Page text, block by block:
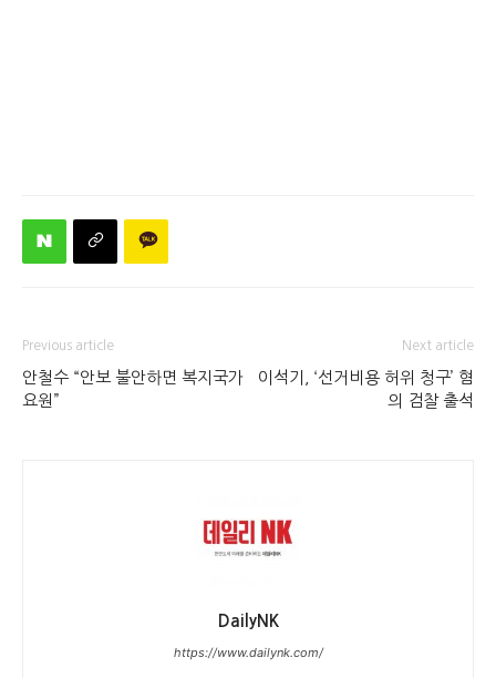
Previous article
안철수 “안보 불안하면 복지국가
요원”
Next article
이석기, ‘선거비용 허위 청구’ 혐
의 검찰 출석
DailyNK
https://www.dailynk.com/